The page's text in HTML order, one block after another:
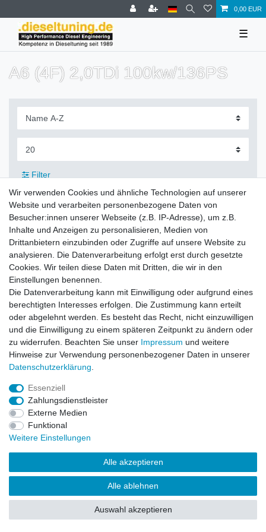
0,00 EUR
☰
A6 (4F) 2,0TDi 100kw/136PS
Filter
Zahlung und Versand
Daten­schutz­erklärung
Barrierefreiheitserklärung Widerrufs­recht
Vertrag widerrufen
© Copyright 2026 | Alle Rechte vorbehalten.
Wir verwenden Cookies und ähnliche Technologien auf unserer
Website und verarbeiten personenbezogene Daten von
Besucher:innen unserer Webseite (z.B. IP-Adresse), um z.B.
Inhalte und Anzeigen zu personalisieren, Medien von
Drittanbietern einzubinden oder Zugriffe auf unsere Website zu
analysieren. Die Datenverarbeitung erfolgt erst durch gesetzte
Cookies. Wir teilen diese Daten mit Dritten, die wir in den
Einstellungen benennen.
Die Datenverarbeitung kann mit Einwilligung oder aufgrund eines
berechtigten Interesses erfolgen. Die Zustimmung kann erteilt
oder abgelehnt werden. Es besteht das Recht, nicht einzuwilligen
und die Einwilligung zu einem späteren Zeitpunkt zu ändern oder
zu widerrufen. Beachten Sie unser Impressum und weitere
Hinweise zur Verwendung personenbezogener Daten in unserer
Daten­schutz­erklärung
Essenziell
Zahlungsdienstleister
Externe Medien
Funktional
Weitere Einstellungen
Alle akzeptieren
Alle ablehnen
Auswahl akzeptieren